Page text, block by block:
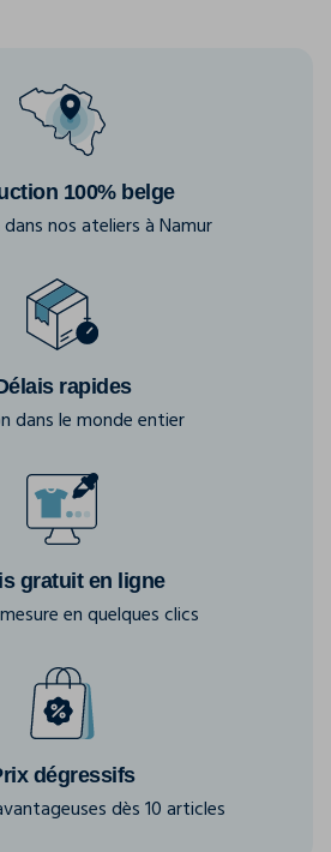
100% belge
nos ateliers à Namur
rapides
dans le monde entier
gratuit en ligne
en quelques clics
dégressifs
dès 10 articles